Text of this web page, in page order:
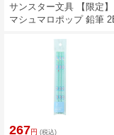
サンスター文具 【限定
マシュマロポップ 鉛筆
267円 (税込)